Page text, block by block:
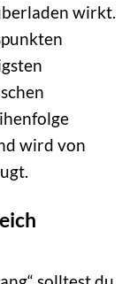
wirkt.
wird von